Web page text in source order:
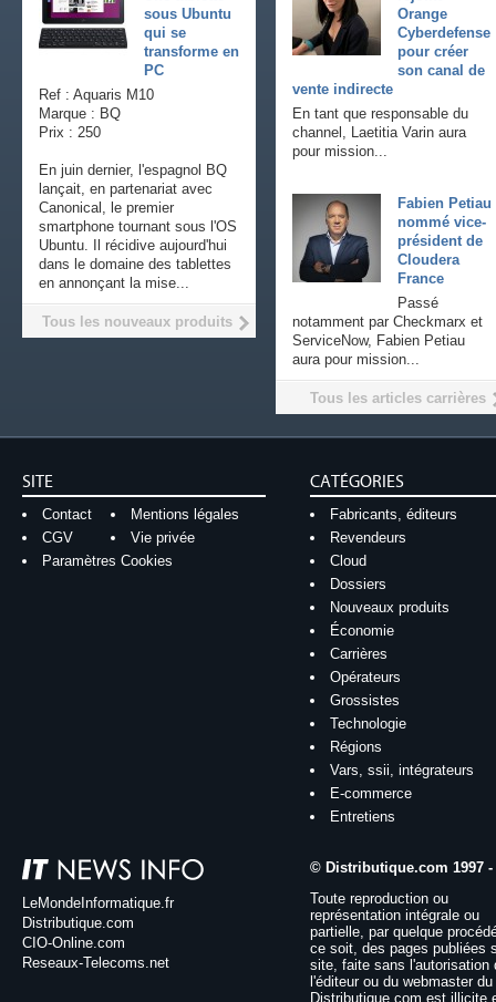
Orange
Cyberdefense
pour créer
son canal de
vente indirecte
En tant que responsable du
channel, Laetitia Varin aura
pour mission...
Fabien Petiau
nommé vice-
président de
Cloudera
France
Passé
notamment par Checkmarx et
ServiceNow, Fabien Petiau
aura pour mission...
Tous les articles carrières
sous Ubuntu
qui se
transforme en
PC
Ref : Aquaris M10
Marque : BQ
Prix : 250
En juin dernier, l'espagnol BQ
lançait, en partenariat avec
Canonical, le premier
smartphone tournant sous l'OS
Ubuntu. Il récidive aujourd'hui
dans le domaine des tablettes
en annonçant la mise...
Tous les nouveaux produits
SITE
Contact
Mentions légales
CGV
Vie privée
Paramètres Cookies
CATÉGORIES
Fabricants, éditeurs
Revendeurs
Cloud
Dossiers
Nouveaux produits
Économie
Carrières
Opérateurs
Grossistes
Technologie
Régions
Vars, ssii, intégrateurs
E-commerce
Entretiens
LeMondeInformatique.fr
Distributique.com
CIO-Online.com
Reseaux-Telecoms.net
© Distributique.com 1997 -
Toute reproduction ou
représentation intégrale ou
partielle, par quelque
ce soit, des pages publiées
site, faite sans l'autorisation
l'éditeur ou du webmaster
Distributique.com est illicite